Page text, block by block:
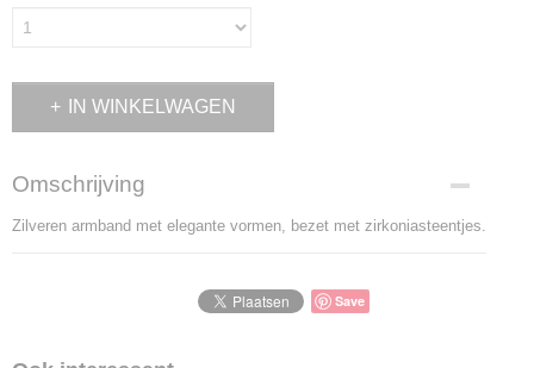
IN WINKELWAGEN
Omschrijving
Zilveren armband met elegante vormen, bezet met zirkoniasteentjes.
Save